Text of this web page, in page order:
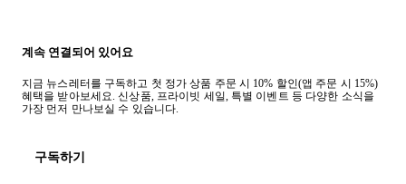
계속 연결되어 있어요
지금 뉴스레터를 구독하고 첫 정가 상품 주문 시 10% 할인(앱 주문 시 15%)
혜택을 받아보세요. 신상품, 프라이빗 세일, 특별 이벤트 등 다양한 소식을
가장 먼저 만나보실 수 있습니다.
구독하기